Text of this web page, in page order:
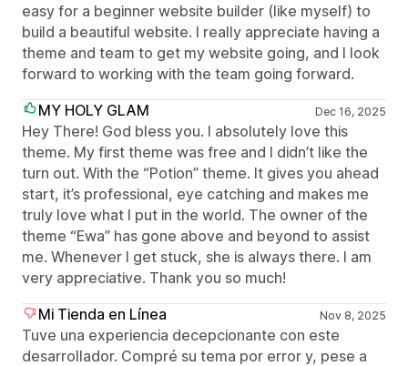
easy for a beginner website builder (like myself) to
build a beautiful website. I really appreciate having a
theme and team to get my website going, and I look
forward to working with the team going forward.
MY HOLY GLAM
Dec 16, 2025
Hey There! God bless you. I absolutely love this
theme. My first theme was free and I didn’t like the
turn out. With the “Potion” theme. It gives you ahead
start, it’s professional, eye catching and makes me
truly love what I put in the world. The owner of the
theme “Ewa” has gone above and beyond to assist
me. Whenever I get stuck, she is always there. I am
very appreciative. Thank you so much!
Mi Tienda en Línea
Nov 8, 2025
Tuve una experiencia decepcionante con este
desarrollador. Compré su tema por error y, pese a